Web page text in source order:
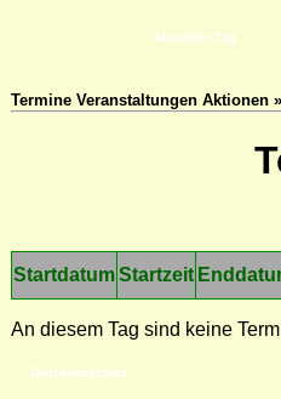
Aktueller Tag
Termine Veranstaltungen Aktionen
StartdatumStartzeit
An diesem Tag sind keine
Druckvorschau